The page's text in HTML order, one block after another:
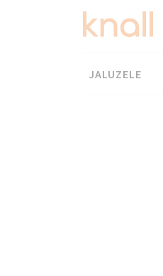
Meniul
JALUZELE